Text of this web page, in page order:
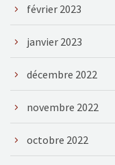
février 2023
janvier 2023
décembre 2022
novembre 2022
octobre 2022